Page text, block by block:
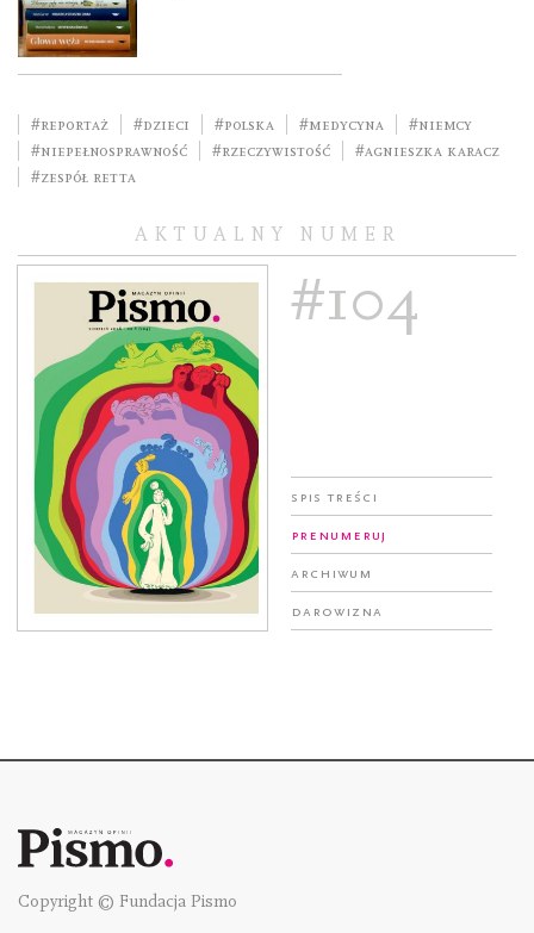
#reportaż #dzieci #Polska #medycyna
#Niemcy
#niepełnosprawność
#rzeczywistość
#Agnieszka Karacz
#zespół Retta
AKTUALNY NUMER
#104
Spis treści
Prenumeruj
Archiwum
Darowizna
Copyright © Fundacja Pismo